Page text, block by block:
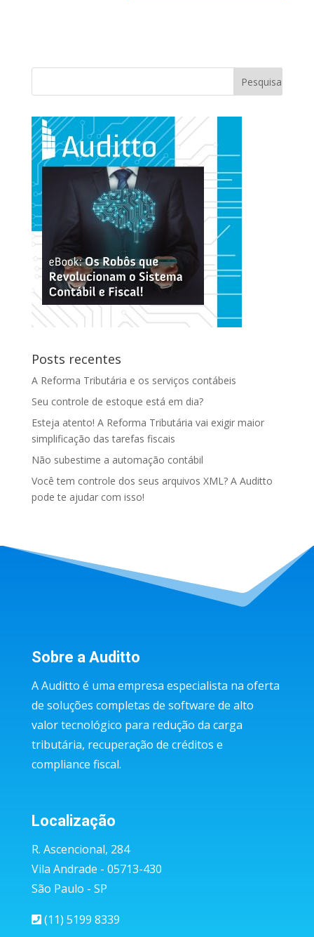
Posts recentes
A Reforma Tributária e os serviços contábeis
Seu controle de estoque está em dia?
Esteja atento! A Reforma Tributária vai exigir maior
simplificação das tarefas fiscais
Não subestime a automação contábil
Você tem controle dos seus arquivos XML? A Auditto
pode te ajudar com isso!
Sobre a Auditto
A Auditto é uma empresa especialista na oferta
de soluções completas de software de alto
valor tecnológico para redução da carga
tributária, recuperação de créditos e
compliance fiscal.
Localização
R. Ascencional, 284
Vila Andrade - 05713-430
São Paulo - SP
(11) 5199 8339